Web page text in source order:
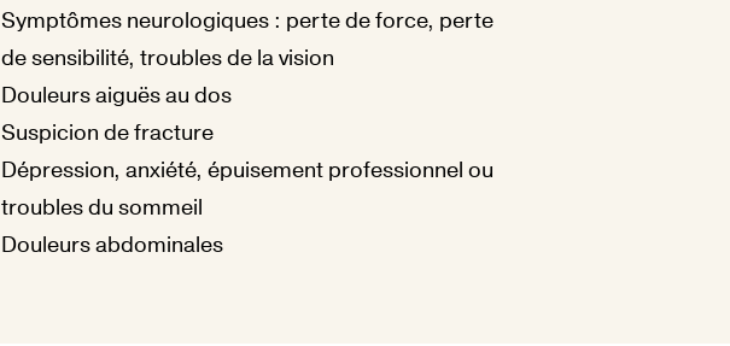
Symptômes neurologiques : perte de force, perte
de sensibilité, troubles de la vision
Douleurs aiguës au dos
Suspicion de fracture
Dépression, anxiété, épuisement professionnel ou
troubles du sommeil
Douleurs abdominales